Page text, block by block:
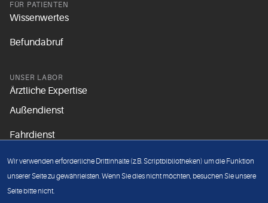
FÜR PATIENTEN
Wissenwertes
Befundabruf
UNSER LABOR
Ärztliche Expertise
Außendienst
Fahrdienst
Unsere Grundsätze
Wir verwenden erforderliche Drittinhalte (z.B. Scriptbibliotheken) um die Funktion
unserer Seite zu gewährleisten. Wenn Sie dies nicht möchten, besuchen Sie unsere
Seite bitte nicht.